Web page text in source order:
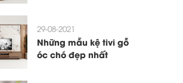
29-08-2021
Những mẫu kệ tivi gỗ
óc chó đẹp nhất